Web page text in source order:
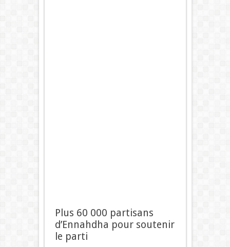
Plus 60 000 partisans
d’Ennahdha pour soutenir
le parti